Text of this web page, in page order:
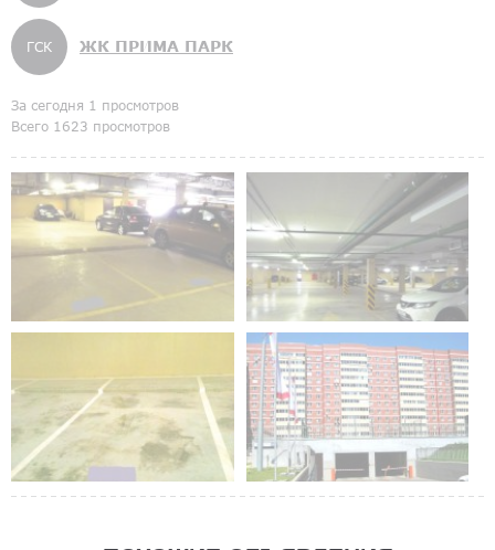
ГСК ЖК ПРИМА ПАРК
За сегодня 1 просмотров
Всего 1623 просмотров